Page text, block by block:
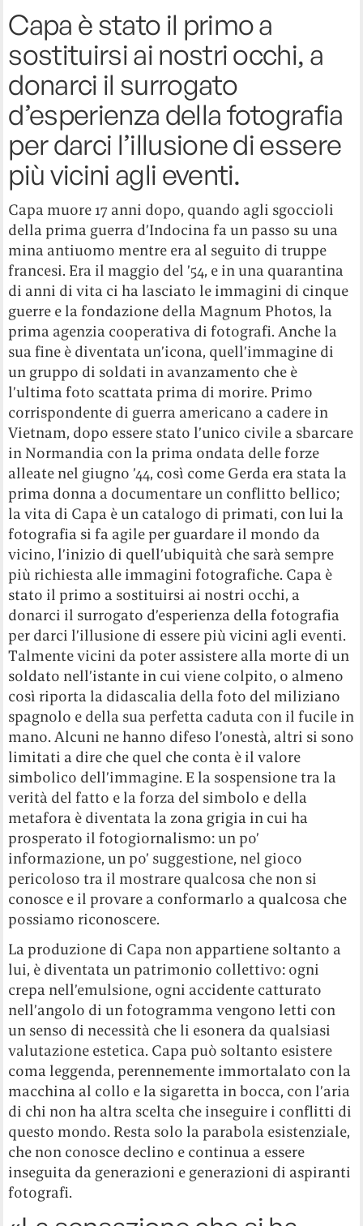
Capa è stato il primo a
sostituirsi ai nostri occhi, a
donarci il surrogato
d’esperienza della fotografia
per darci l’illusione di essere
più vicini agli eventi.
Capa muore 17 anni dopo, quando agli sgoccioli
della prima guerra d’Indocina fa un passo su una
mina antiuomo mentre era al seguito di truppe
francesi. Era il maggio del ’54, e in una quarantina
di anni di vita ci ha lasciato le immagini di cinque
guerre e la fondazione della Magnum Photos, la
prima agenzia cooperativa di fotografi. Anche la
sua fine è diventata un’icona, quell’immagine di
un gruppo di soldati in avanzamento che è
l’ultima foto scattata prima di morire. Primo
corrispondente di guerra americano a cadere in
Vietnam, dopo essere stato l’unico civile a sbarcare
in Normandia con la prima ondata delle forze
alleate nel giugno ’44, così come Gerda era stata la
prima donna a documentare un conflitto bellico;
la vita di Capa è un catalogo di primati, con lui la
fotografia si fa agile per guardare il mondo da
vicino, l’inizio di quell’ubiquità che sarà sempre
più richiesta alle immagini fotografiche. Capa è
stato il primo a sostituirsi ai nostri occhi, a
donarci il surrogato d’esperienza della fotografia
per darci l’illusione di essere più vicini agli eventi.
Talmente vicini da poter assistere alla morte di un
soldato nell’istante in cui viene colpito, o almeno
così riporta la didascalia della foto del miliziano
spagnolo e della sua perfetta caduta con il fucile in
mano. Alcuni ne hanno difeso l’onestà, altri si sono
limitati a dire che quel che conta è il valore
simbolico dell’immagine. E la sospensione tra la
verità del fatto e la forza del simbolo e della
metafora è diventata la zona grigia in cui ha
prosperato il fotogiornalismo: un po’
informazione, un po’ suggestione, nel gioco
pericoloso tra il mostrare qualcosa che non si
conosce e il provare a conformarlo a qualcosa che
possiamo riconoscere.
La produzione di Capa non appartiene soltanto a
lui, è diventata un patrimonio collettivo: ogni
crepa nell’emulsione, ogni accidente catturato
nell’angolo di un fotogramma vengono letti con
un senso di necessità che li esonera da qualsiasi
valutazione estetica. Capa può soltanto esistere
coma leggenda, perennemente immortalato con la
macchina al collo e la sigaretta in bocca, con l’aria
di chi non ha altra scelta che inseguire i conflitti di
questo mondo. Resta solo la parabola esistenziale,
che non conosce declino e continua a essere
inseguita da generazioni e generazioni di aspiranti
fotografi.